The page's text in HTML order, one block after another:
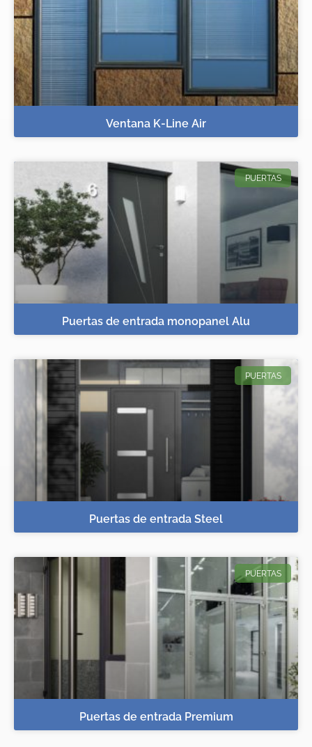
Ventana K-Line Air
PUERTAS
Puertas de entrada monopanel Alu
PUERTAS
Puertas de entrada Steel
PUERTAS
Puertas de entrada Premium